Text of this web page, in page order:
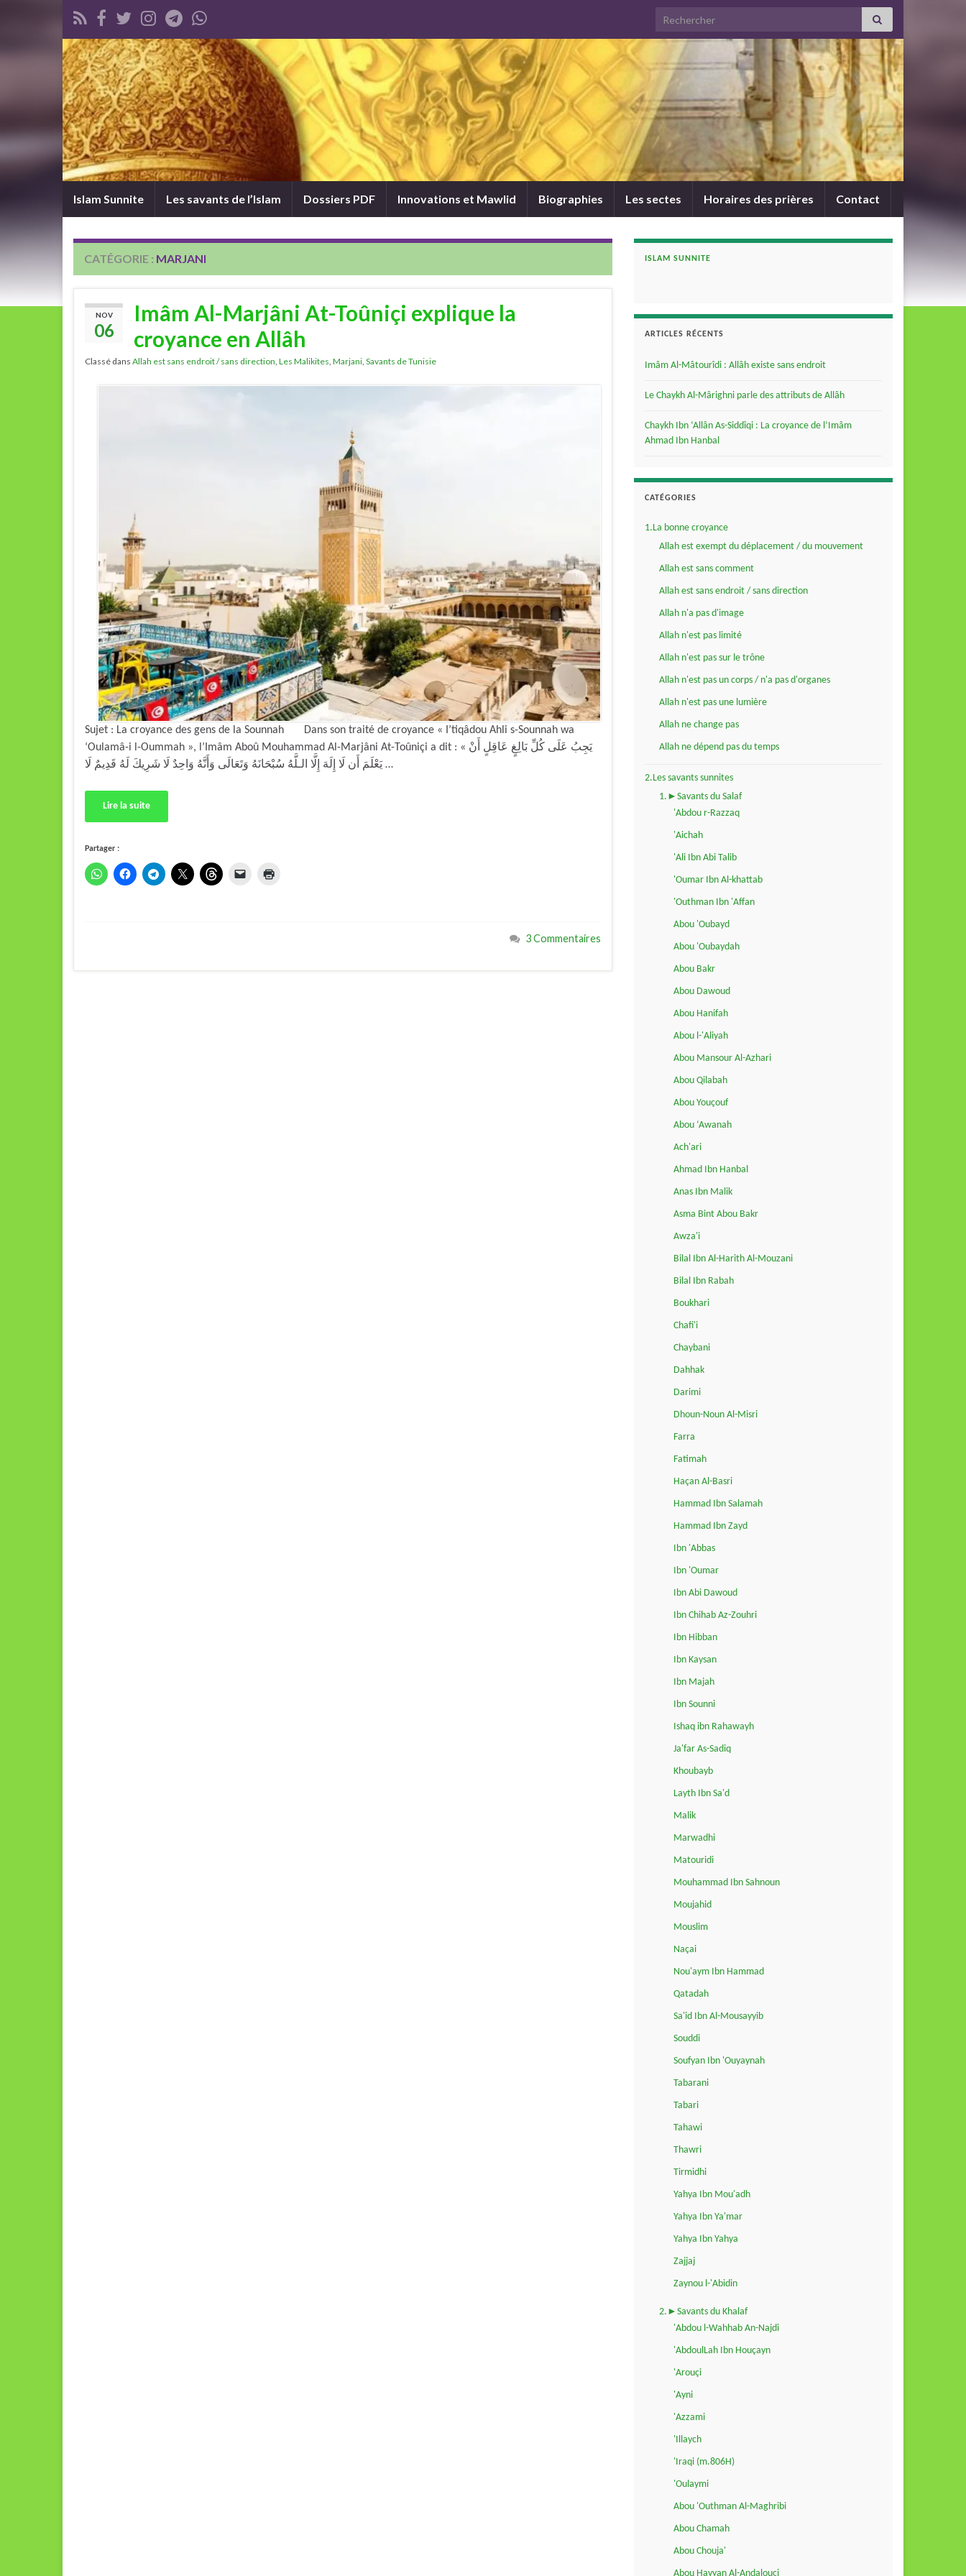
Search for:
Islam Sunnite Les savants de l’Islam Dossiers PDF Innovations et Mawlid Biographies Les sectes Horaires des prières Contact
CATÉGORIE : MARJANI
NOV
06
Imâm Al-Marjâni At-Toûniçi explique la
croyance en Allâh
Classé dans Allah est sans endroit / sans direction, Les Malikites, Marjani, Savants de Tunisie
Sujet : La croyance des gens de la Sounnah Dans son traité de croyance « I’tiqâdou Ahli s-Sounnah wa
‘Oulamâ-i l-Oummah », l’Imâm Aboû Mouhammad Al-Marjâni At-Toûniçi a dit : « يَجِبُ عَلَى كُلِّ بَالِغٍ عَاقِلٍ أَنْ
يَعْلَمَ أَن لَا إِلَهَ إِلَّا الـلَّهُ سُبْحَانَهُ وَتَعَالَى وَأَنَّهُ وَاحِدٌ لَا شَرِيكَ لَهُ قَدِيمٌ لَا …
Lire la suite
Partager :
3 Commentaires
ISLAM SUNNITE
ARTICLES RÉCENTS
Imâm Al-Mâtourîdi : Allâh existe sans endroit
Le Chaykh Al-Mârighni parle des attributs de Allâh
Chaykh Ibn ‘Allân As-Siddîqi : La croyance de l’Imâm
Ahmad Ibn Hanbal
CATÉGORIES
1.La bonne croyance
Allah est exempt du déplacement / du mouvement
Allah est sans comment
Allah est sans endroit / sans direction
Allah n'a pas d'image
Allah n'est pas limité
Allah n'est pas sur le trône
Allah n'est pas un corps / n'a pas d'organes
Allah n'est pas une lumière
Allah ne change pas
Allah ne dépend pas du temps
2.Les savants sunnites
1.►Savants du Salaf
'Abdou r-Razzaq
'Aichah
'Ali Ibn Abi Talib
'Oumar Ibn Al-khattab
'Outhman Ibn 'Affan
Abou 'Oubayd
Abou 'Oubaydah
Abou Bakr
Abou Dawoud
Abou Hanifah
Abou l-'Aliyah
Abou Mansour Al-Azhari
Abou Qilabah
Abou Youçouf
Abou ‘Awanah
Ach'ari
Ahmad Ibn Hanbal
Anas Ibn Malik
Asma Bint Abou Bakr
Awza'i
Bilal Ibn Al-Harith Al-Mouzani
Bilal Ibn Rabah
Boukhari
Chafi'i
Chaybani
Dahhak
Darimi
Dhoun-Noun Al-Misri
Farra
Fatimah
Haçan Al-Basri
Hammad Ibn Salamah
Hammad Ibn Zayd
Ibn 'Abbas
Ibn 'Oumar
Ibn Abi Dawoud
Ibn Chihab Az-Zouhri
Ibn Hibban
Ibn Kaysan
Ibn Majah
Ibn Sounni
Ishaq ibn Rahawayh
Ja'far As-Sadiq
Khoubayb
Layth Ibn Sa'd
Malik
Marwadhi
Matouridi
Mouhammad Ibn Sahnoun
Moujahid
Mouslim
Naçai
Nou'aym Ibn Hammad
Qatadah
Sa'id Ibn Al-Mousayyib
Souddi
Soufyan Ibn 'Ouyaynah
Tabarani
Tabari
Tahawi
Thawri
Tirmidhi
Yahya Ibn Mou'adh
Yahya Ibn Ya'mar
Yahya Ibn Yahya
Zajjaj
Zaynou l-'Abidin
2.►Savants du Khalaf
'Abdou l-Wahhab An-Najdi
'AbdoulLah Ibn Houçayn
'Arouçi
'Ayni
'Azzami
'Illaych
'Iraqi (m.806H)
'Oulaymi
Abou 'Outhman Al-Maghribi
Abou Chamah
Abou Chouja'
Abou Hayyan Al-Andalouçi